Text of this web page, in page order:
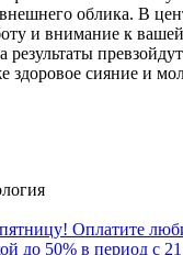
облика. В
и внимание к вашей
результаты
здоровое сияние и
Оплатите
до 50% в период с